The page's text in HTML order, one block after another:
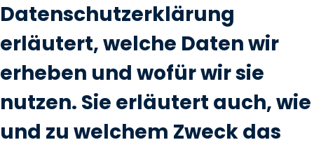
Datenschutzerklärung
erläutert, welche Daten wir
erheben und wofür wir sie
nutzen. Sie erläutert auch, wie
und zu welchem Zweck das